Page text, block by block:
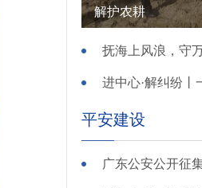
解护农耕
平安建设